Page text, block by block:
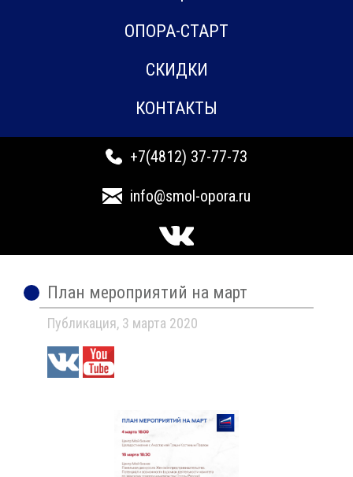
+7(4812) 37-77-73
info@smol-opora.ru
ОПОРА-СТАРТ
СКИДКИ
КОНТАКТЫ
План мероприятий на март
Публикация, 3 марта 2020